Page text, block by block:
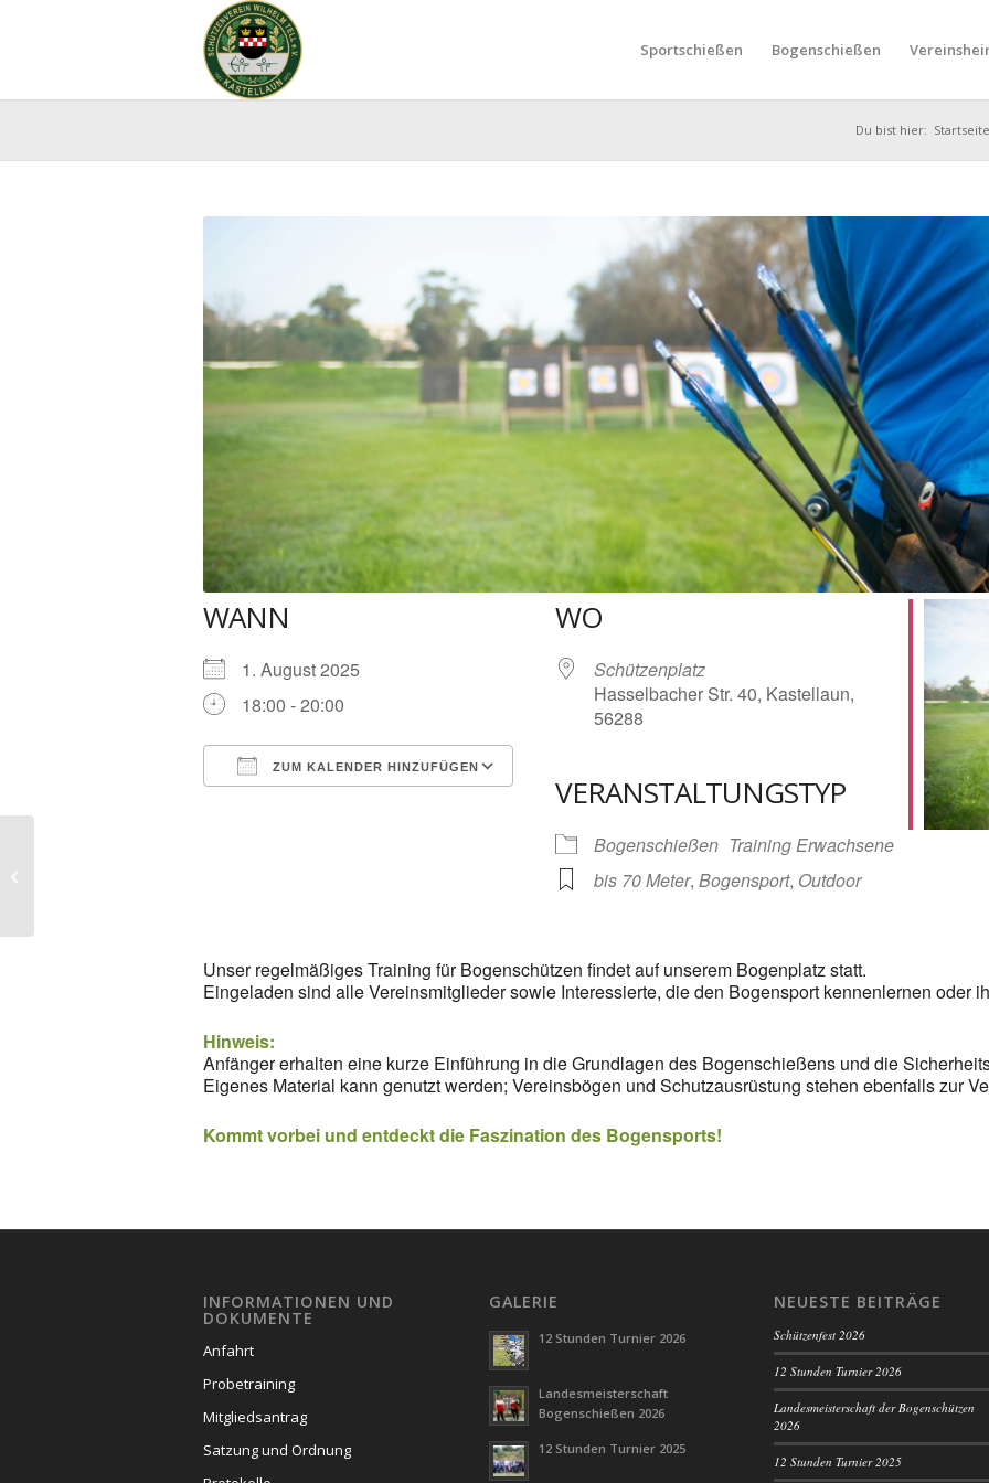
Sportschießen Bogenschießen
Du bist hier: Startseite
WANN
1. August 2025
18:00 - 20:00
ZUM KALENDER HINZUFÜGEN
Google Kalender iCalendar
WO
Schützenplatz
Hasselbacher Str. 40, Kastellaun,
56288
VERANSTALTUNGSTYP
Bogenschießen Training Erwachsene
bis 70 Meter,Bogensport, Outdoor
Unser regelmäßiges Training für Bogenschützen findet auf unserem Bogenplatz statt.
Eingeladen sind alle Vereinsmitglieder sowie Interessierte, die den Bogensport kennenlernen oder
Hinweis:
Anfänger erhalten eine kurze Einführung in die Grundlagen des Bogenschießens und die
Eigenes Material kann genutzt werden; Vereinsbögen und Schutzausrüstung stehen ebenfalls zur
Kommt vorbei und entdeckt die Faszination des Bogensports!
INFORMATIONEN UND
DOKUMENTE
Anfahrt
Probetraining
Mitgliedsantrag
Satzung und Ordnung
GALERIE
12 Stunden Turnier 2026
Landesmeisterschaft
Bogenschießen 2026
12 Stunden Turnier 2025
NEUESTE BEITRÄGE
Schützenfest 2026
12 Stunden Turnier 2026
Landesmeisterschaft der Bogenschützen
2026
12 Stunden Turnier 2025